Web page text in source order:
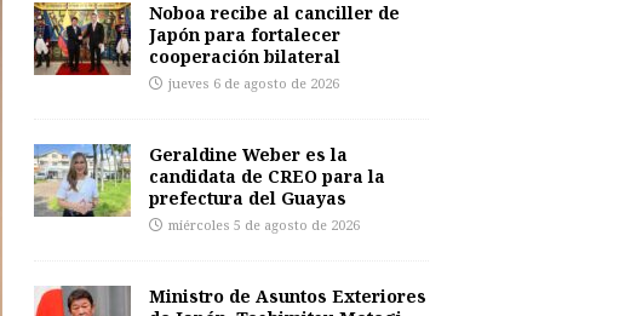
Noboa recibe al canciller de
Japón para fortalecer
cooperación bilateral
jueves 6 de agosto de 2026
Geraldine Weber es la
candidata de CREO para la
prefectura del Guayas
miércoles 5 de agosto de 2026
Ministro de Asuntos Exteriores